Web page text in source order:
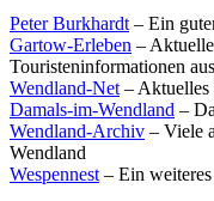
Peter Burkhardt – Ein
Gartow-Erleben –
Touristeninformationen
Wendland-Net – Aktuelles
Damals-im-Wendland –
Wendland-Archiv – Viele
Wendland
Wespennest – Ein